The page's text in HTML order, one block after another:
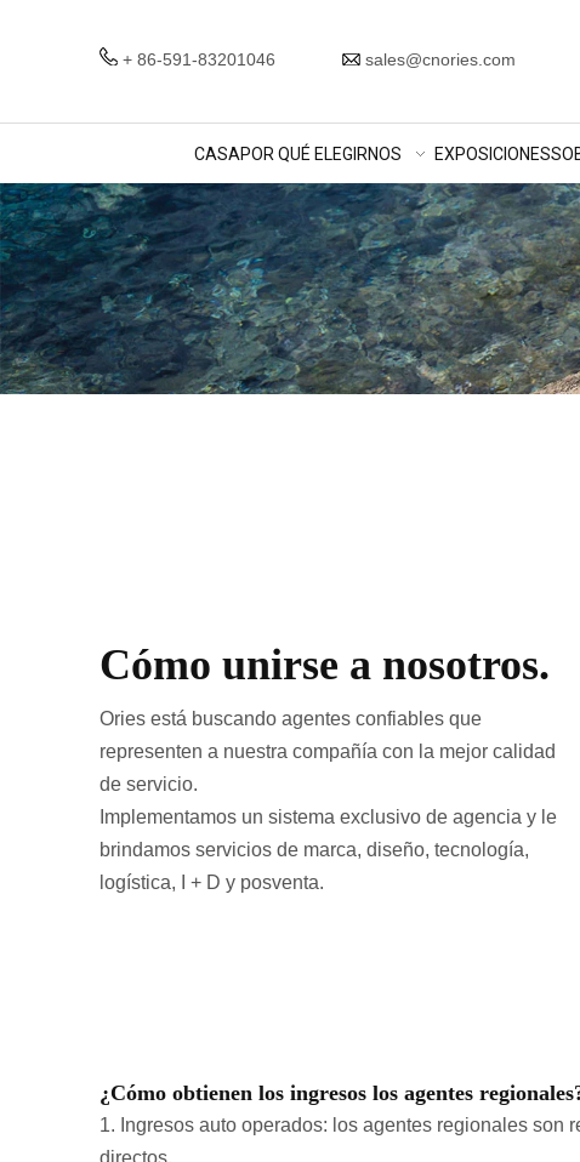
+ 86-591-83201046 sales@cnories.com
CASAPOR QUÉ ELEGIRNOS EXPOSICIONES
Cómo unirse a nosotros.
Ories está buscando agentes confiables que
representen a nuestra compañía con la mejor calidad
de servicio.
Implementamos un sistema exclusivo de agencia y le
brindamos servicios de marca, diseño, tecnología,
logística, I + D y posventa.
¿Cómo obtienen los ingresos los agentes
1. Ingresos auto operados: los agentes regionales son